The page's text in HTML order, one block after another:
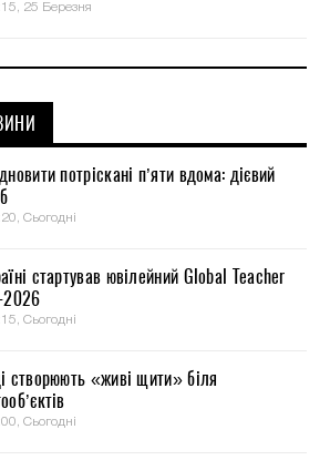
25 Березня
потріскані п’яти вдома: дієвий
Сьогодні
стартував ювілейний Global Teacher
2026
Сьогодні
створюють «живі щити» біля
Сьогодні